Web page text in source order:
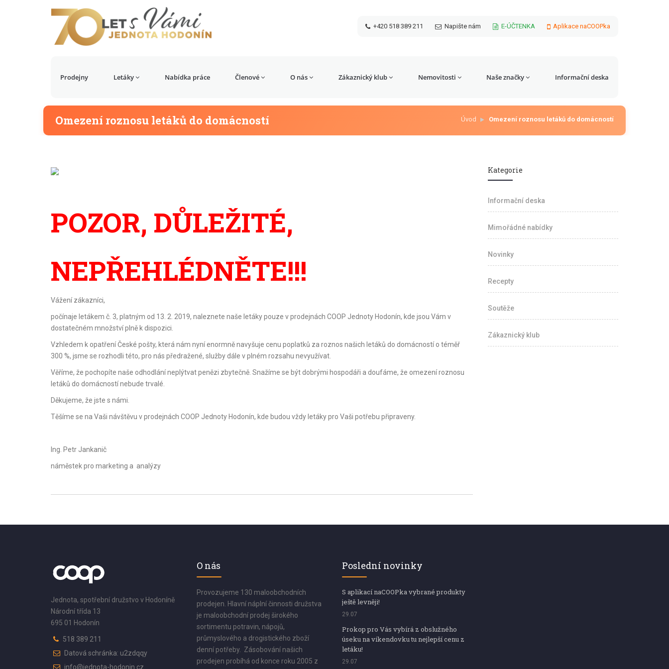
+420 518 389 211 Napište nám E-ÚČTENKA Aplikace naCOOPka
Prodejny Letáky Nabídka práce Členové O nás Zákaznický klub Nemovitosti Naše značky Informační deska
Omezení roznosu letáků do domácností Úvod Omezení roznosu letáků do domácností
POZOR, DŮLEŽITÉ,
NEPŘEHLÉDNĚTE!!!
Vážení zákazníci,
počínaje letákem č. 3, platným od 13. 2. 2019, naleznete naše letáky pouze v prodejnách COOP Jednoty Hodonín, kde jsou Vám v
dostatečném množství plně k dispozici.
Vzhledem k opatření České pošty, která nám nyní enormně navyšuje cenu poplatků za roznos našich letáků do domácností o téměř
300 %, jsme se rozhodli této, pro nás předražené, služby dále v plném rozsahu nevyužívat.
Věříme, že pochopíte naše odhodlání neplýtvat penězi zbytečně. Snažíme se být dobrými hospodáři a doufáme, že omezení roznosu
letáků do domácností nebude trvalé.
Děkujeme, že jste s námi.
Těšíme se na Vaši návštěvu v prodejnách COOP Jednoty Hodonín, kde budou vždy letáky pro Vaši potřebu připraveny.
Ing. Petr Jankanič
náměstek pro marketing a analýzy
Kategorie
Informační deska
Mimořádné nabídky
Novinky
Recepty
Soutěže
Zákaznický klub
Jednota, spotřební družstvo v Hodoníně
Národní třída 13
695 01 Hodonín
518 389 211
Datová schránka: u2zdqqy
info@jednota-hodonin.cz
O nás
Provozujeme 130 maloobchodních
prodejen. Hlavní náplní činnosti družstva
je maloobchodní prodej širokého
sortimentu potravin, nápojů,
průmyslového a drogistického zboží
denní potřeby. Zásobování našich
prodejen probíhá od konce roku 2005 z
Poslední novinky
S aplikací naCOOPka vybrané produkty
ještě levněji!
29.07
Prokop pro Vás vybírá z obslužného
úseku na víkendovku tu nejlepší cenu z
letáku!
29.07